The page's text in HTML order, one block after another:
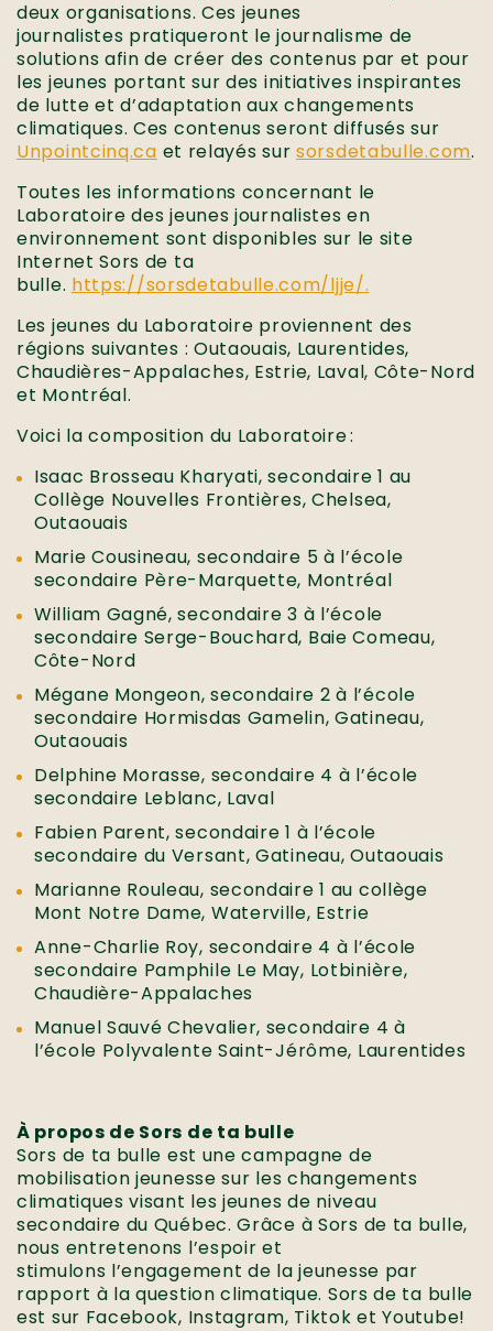
deux organisations. Ces jeunes
journalistes pratiqueront le journalisme de
solutions afin de créer des contenus par et pour
les jeunes portant sur des initiatives inspirantes
de lutte et d’adaptation aux changements
climatiques. Ces contenus seront diffusés sur
Unpointcinq.ca et relayés sursorsdetabulle.com.
Toutes les informations concernant le
Laboratoire des jeunes journalistes en
environnement sont disponibles sur le site
Internet Sors de ta
bulle. https://sorsdetabulle.com/ljje/.
Les jeunes du Laboratoire proviennent des
régions suivantes : Outaouais, Laurentides,
Chaudières-Appalaches, Estrie, Laval, Côte-Nord
et Montréal.
Voici la composition du Laboratoire :
Isaac Brosseau Kharyati, secondaire 1 au
Collège Nouvelles Frontières, Chelsea,
Outaouais
Marie Cousineau, secondaire 5 à l’école
secondaire Père-Marquette, Montréal
William Gagné, secondaire 3 à l’école
secondaire Serge-Bouchard, Baie Comeau,
Côte-Nord
Mégane Mongeon, secondaire 2 à l’école
secondaire Hormisdas Gamelin, Gatineau,
Outaouais
Delphine Morasse, secondaire 4 à l’école
secondaire Leblanc, Laval
Fabien Parent, secondaire 1 à l’école
secondaire du Versant, Gatineau, Outaouais
Marianne Rouleau, secondaire 1 au collège
Mont Notre Dame, Waterville, Estrie
Anne-Charlie Roy, secondaire 4 à l’école
secondaire Pamphile Le May, Lotbinière,
Chaudière-Appalaches
Manuel Sauvé Chevalier, secondaire 4 à
l’école Polyvalente Saint-Jérôme, Laurentides
À propos de Sors de ta bulle
Sors de ta bulle est une campagne de
mobilisation jeunesse sur les changements
climatiques visant les jeunes de niveau
secondaire du Québec. Grâce à Sors de ta bulle,
nous entretenons l’espoir et
stimulons l’engagement de la jeunesse par
rapport à la question climatique. Sors de ta bulle
est sur Facebook, Instagram, Tiktok et Youtube!